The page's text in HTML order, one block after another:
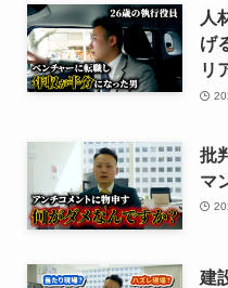
人
げ
リ
批
マ
建